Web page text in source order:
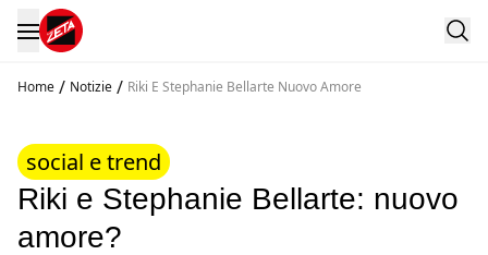
Home / Notizie / Riki E Stephanie Bellarte Nuovo Amore
social e trend
Riki e Stephanie Bellarte: nuovo
amore?